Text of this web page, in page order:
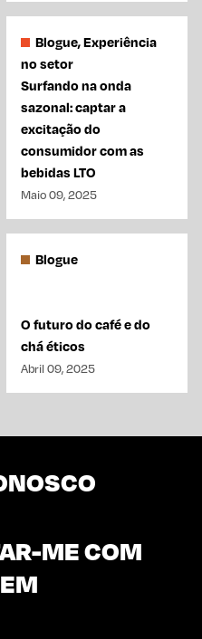
Blogue, Experiência
no setor
Surfando na onda
sazonal: captar a
excitação do
consumidor com as
bebidas LTO
Maio 09, 2025
Blogue
O futuro do café e do
chá éticos
Abril 09, 2025
ME COM